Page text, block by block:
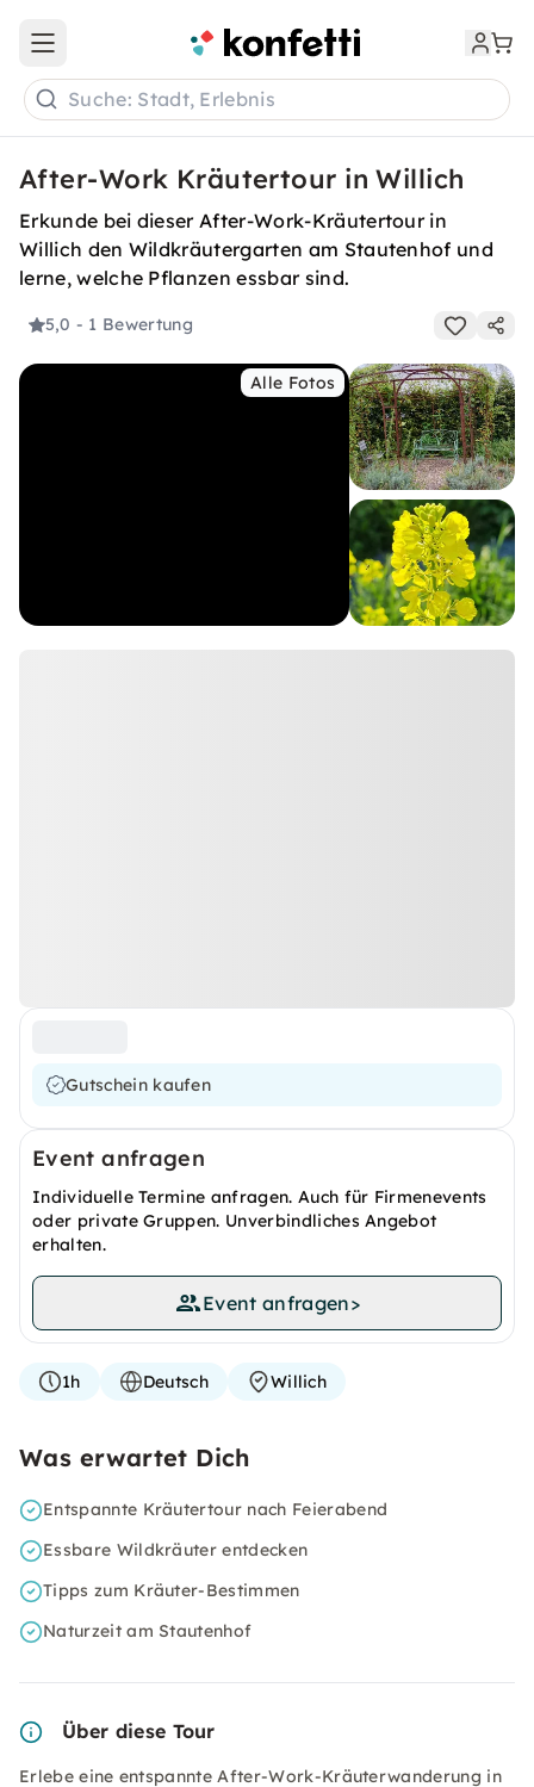
Open main menu
Suche: Stadt, Erlebnis
After-Work Kräutertour in Willich
Erkunde bei dieser After-Work-Kräutertour in
Willich den Wildkräutergarten am Stautenhof und
lerne, welche Pflanzen essbar sind.
5,0 - 1 Bewertung
Alle Fotos
Gutschein kaufen
Event anfragen
Individuelle Termine anfragen. Auch für Firmenevents
oder private Gruppen. Unverbindliches Angebot
erhalten.
Event anfragen>
1h Deutsch Willich
Was erwartet Dich
Entspannte Kräutertour nach Feierabend
Essbare Wildkräuter entdecken
Tipps zum Kräuter-Bestimmen
Naturzeit am Stautenhof
Über diese Tour
Erlebe eine entspannte After-Work-Kräuterwanderung in